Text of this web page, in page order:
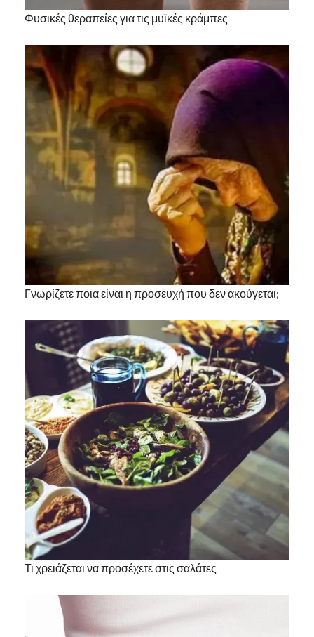
Φυσικές θεραπείες για τις μυϊκές κράμπες
Γνωρίζετε ποια είναι η προσευχή που δεν ακούγεται;
Τι χρειάζεται να προσέχετε στις σαλάτες